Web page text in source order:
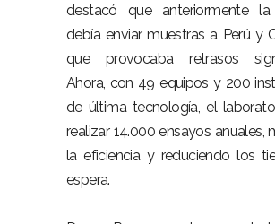
destacó que anteriormente la
debía enviar muestras a Perú y
que provocaba retrasos
Ahora, con 49 equipos y 200
de última tecnología, el
realizar 14.000 ensayos anuales,
la eficiencia y reduciendo los
espera.